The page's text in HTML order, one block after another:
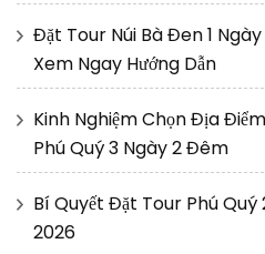
Đặt Tour Núi Bà Đen 1
Xem Ngay Hướng Dẫn
Kinh Nghiệm Chọn Địa
Phú Quý 3 Ngày 2 Đêm
Bí Quyết Đặt Tour Phú Quý
2026